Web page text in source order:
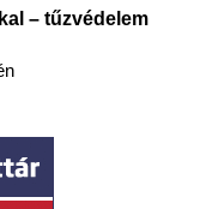
– tűzvédelem